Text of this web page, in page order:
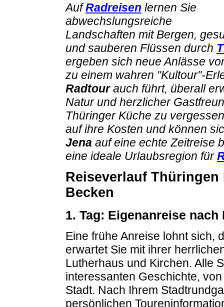
Auf Radreisen lernen Sie
abwechslungsreiche
Landschaften mit Bergen,
und sauberen Flüssen durch
ergeben sich neue Anlässe
zu einem wahren "Kultour"-
Radtourauch führt, überall
Natur und herzlicher
Thüringer Küche zu
auf ihre Kosten und können
Jena auf eine echte Zeitreise
eine ideale Urlaubsregion für
Reiseverlauf
Becken
1. Tag: Eigenanreise nach
Eine frühe Anreise lohnt sich,
erwartet Sie mit ihrer
Lutherhaus und Kirchen. Alle
interessanten Geschichte,
Stadt. Nach Ihrem
persönlichen